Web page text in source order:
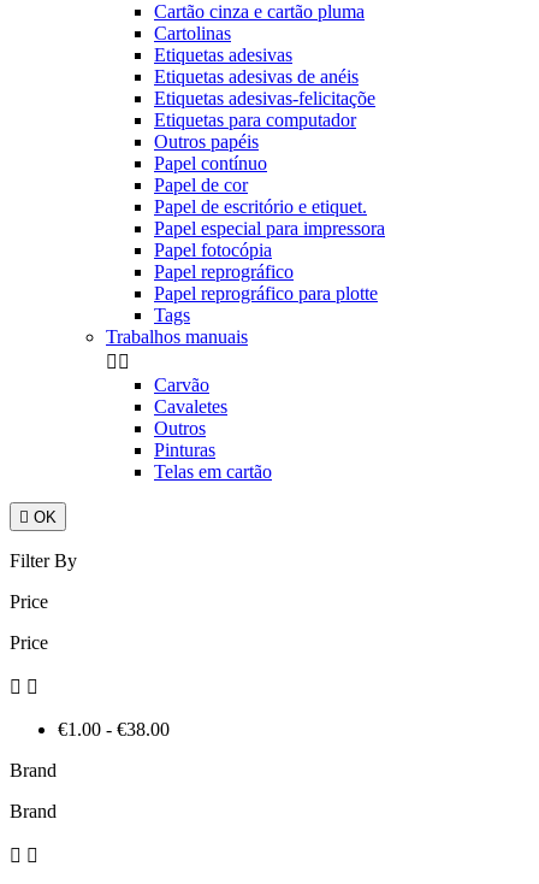
Cartão cinza e cartão pluma
Cartolinas
Etiquetas adesivas
Etiquetas adesivas de anéis
Etiquetas adesivas-felicitaçõe
Etiquetas para computador
Outros papéis
Papel contínuo
Papel de cor
Papel de escritório e etiquet.
Papel especial para impressora
Papel fotocópia
Papel reprográfico
Papel reprográfico para plotte
Tags
Trabalhos manuais
 
Carvão
Cavaletes
Outros
Pinturas
Telas em cartão
 OK
Filter By
Price
Price
 
€1.00 - €38.00
Brand
Brand
 